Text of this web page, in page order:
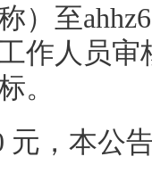
）至
作人员
。
元，本公